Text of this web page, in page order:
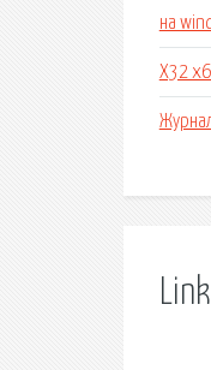
на
X32